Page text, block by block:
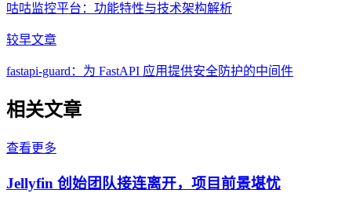
咕咕监控平台：功能特性与技术架构解析
较早文章
fastapi-guard：为 FastAPI 应用提供安全防护的中间件
相关文章
查看更多
Jellyfin 创始团队接连离开，项目前景堪忧